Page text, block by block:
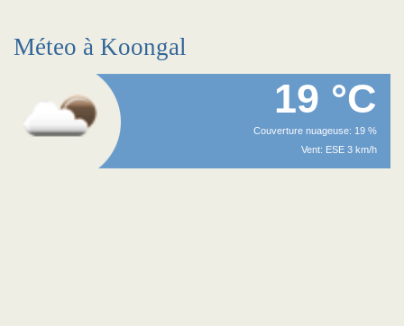
Méteo à Koongal
19 °C
Couverture nuageuse: 19 %
Vent: ESE 3 km/h